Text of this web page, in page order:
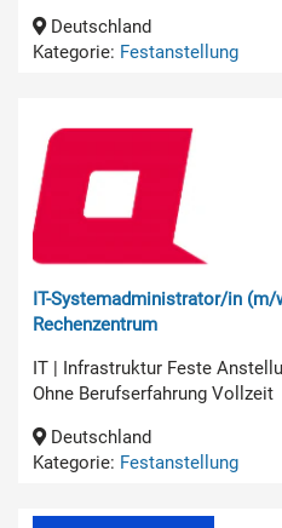
Deutschland
Kategorie: Festanstellung
IT-Systemadministrator/in (m/
Rechenzentrum
IT | Infrastruktur Feste
Ohne Berufserfahrung Vollzeit
Deutschland
Kategorie: Festanstellung